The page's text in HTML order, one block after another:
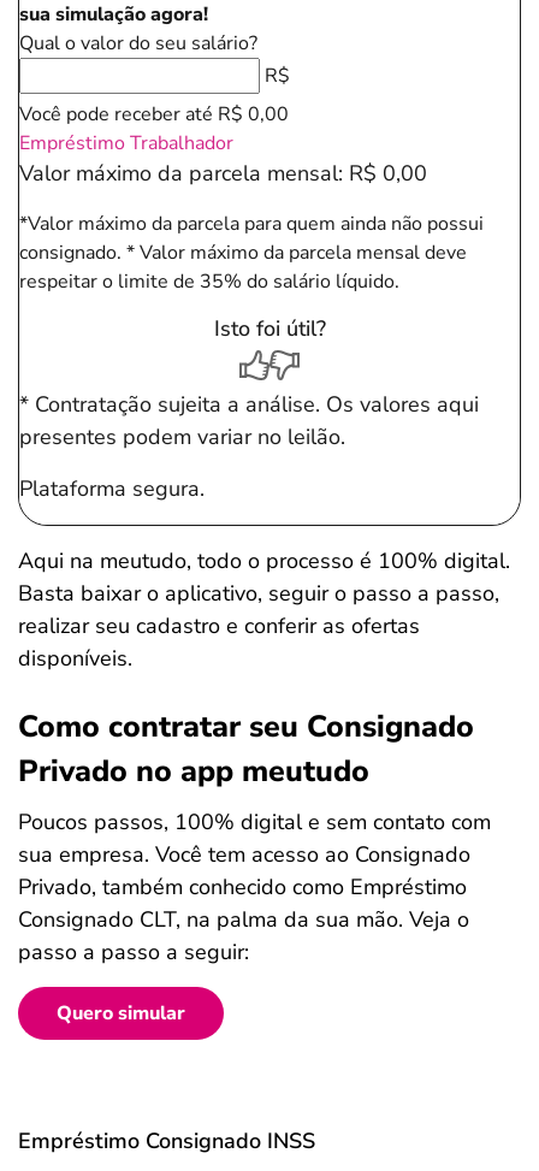
sua simulação agora!
Qual o valor do seu salário?
R$
Você pode receber até R$ 0,00
Empréstimo Trabalhador
Valor máximo da parcela mensal: R$ 0,00
*Valor máximo da parcela para quem ainda não possui
consignado. * Valor máximo da parcela mensal deve
respeitar o limite de 35% do salário líquido.
Isto foi útil?
* Contratação sujeita a análise. Os valores aqui
presentes podem variar no leilão.
Plataforma segura.
Aqui na meutudo, todo o processo é 100% digital.
Basta baixar o aplicativo, seguir o passo a passo,
realizar seu cadastro e conferir as ofertas
disponíveis.
Como contratar seu Consignado
Privado no app meutudo
Poucos passos, 100% digital e sem contato com
sua empresa. Você tem acesso ao Consignado
Privado, também conhecido como Empréstimo
Consignado CLT, na palma da sua mão. Veja o
passo a passo a seguir:
Quero simular
Empréstimo Consignado INSS